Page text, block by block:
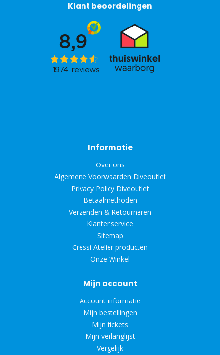
Klant beoordelingen
Informatie
Over ons
Algemene Voorwaarden Diveoutlet
Privacy Policy Diveoutlet
Betaalmethoden
Verzenden & Retourneren
Klantenservice
Sitemap
Cressi Atelier producten
Onze Winkel
Mijn account
Account informatie
Mijn bestellingen
Mijn tickets
Mijn verlanglijst
Vergelijk